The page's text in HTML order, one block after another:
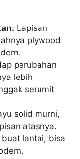
Lapisan
plywood
perubahan
lebih
serumit
solid murni,
atasnya.
buat lantai, bisa